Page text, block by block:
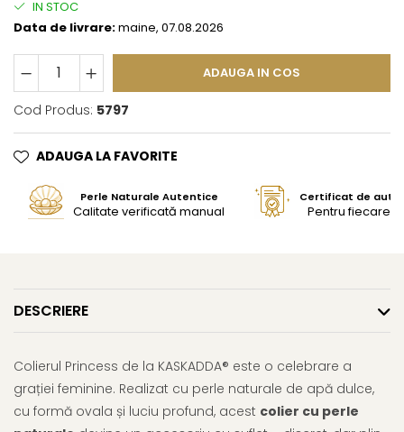
IN STOC
Data de livrare:maine, 07.08.2026
ADAUGA IN COS
Cod Produs: 5797
ADAUGA LA FAVORITE
Perle Naturale Autentice
Calitate verificată manual
Certificat de
Pentru fiecare
DESCRIERE
Colierul Princess de la KASKADDA® este o celebrare a
grației feminine. Realizat cu perle naturale de apă dulce,
cu formă ovala și luciu profund, acest colier cu perle